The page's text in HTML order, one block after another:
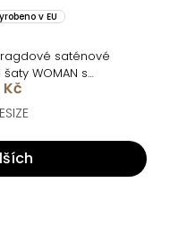
v EU
saténové
šaty WOMAN s
rukávem
Kč